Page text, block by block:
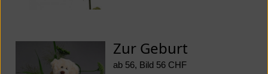
Zur Geburt
ab 56, Bild 56 CHF